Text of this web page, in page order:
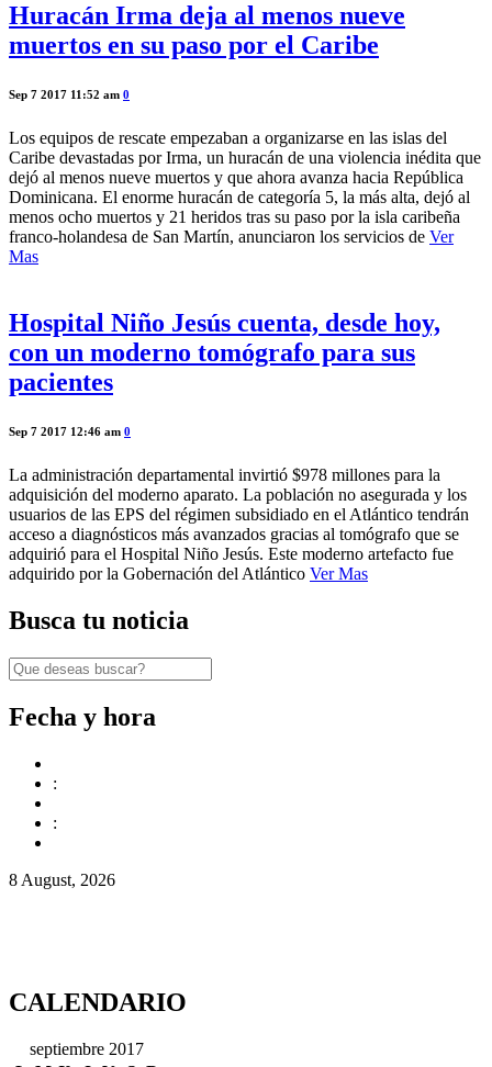
Huracán Irma deja al menos nueve
muertos en su paso por el Caribe
Sep 7 2017 11:52 am 0
Los equipos de rescate empezaban a organizarse en las islas del
Caribe devastadas por Irma, un huracán de una violencia inédita que
dejó al menos nueve muertos y que ahora avanza hacia República
Dominicana. El enorme huracán de categoría 5, la más alta, dejó al
menos ocho muertos y 21 heridos tras su paso por la isla caribeña
franco-holandesa de San Martín, anunciaron los servicios de Ver
Mas
Hospital Niño Jesús cuenta, desde hoy,
con un moderno tomógrafo para sus
pacientes
Sep 7 2017 12:46 am 0
La administración departamental invirtió $978 millones para la
adquisición del moderno aparato. La población no asegurada y los
usuarios de las EPS del régimen subsidiado en el Atlántico tendrán
acceso a diagnósticos más avanzados gracias al tomógrafo que se
adquirió para el Hospital Niño Jesús. Este moderno artefacto fue
adquirido por la Gobernación del Atlántico Ver Mas
Busca tu noticia
Fecha y hora
:
:
8 August, 2026
CALENDARIO
septiembre 2017